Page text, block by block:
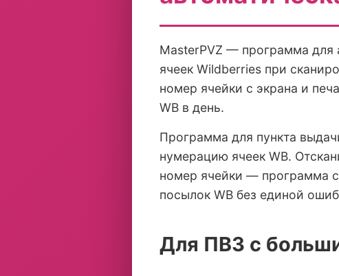
MasterPVZ — программа для
ячеек Wildberries при
номер ячейки с экрана и
WB в день.
Программа для пункта
нумерацию ячеек WB.
номер ячейки — программа
посылок WB без единой
Для ПВЗ с